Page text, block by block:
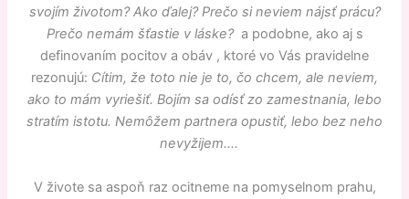
svojím životom? Ako ďalej? Prečo si neviem nájsť prácu?
Prečo nemám šťastie v láske? a podobne, ako aj s
definovaním pocitov a obáv , ktoré vo Vás pravidelne
rezonujú: Cítim, že toto nie je to, čo chcem, ale neviem,
ako to mám vyriešiť. Bojím sa odísť zo zamestnania, lebo
stratím istotu. Nemôžem partnera opustiť, lebo bez neho
nevyžijem….
V živote sa aspoň raz ocitneme na pomyselnom prahu,